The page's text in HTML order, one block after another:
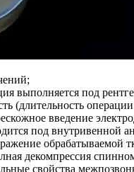
выполняется под
(длительность
введение
под внутривенной
обрабатываемой
декомпрессия
свойства